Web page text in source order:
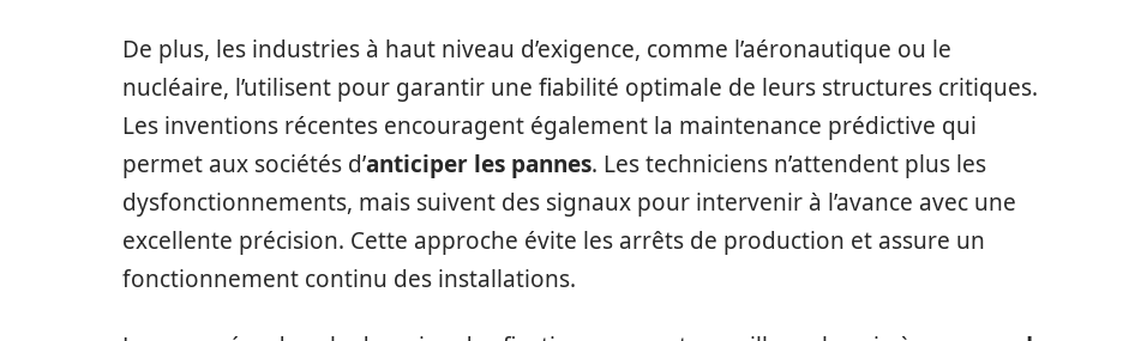
De plus, les industries à haut niveau d’exigence, comme l’aéronautique ou le
nucléaire, l’utilisent pour garantir une fiabilité optimale de leurs structures critiques.
Les inventions récentes encouragent également la maintenance prédictive qui
permet aux sociétés d’anticiper les pannes. Les techniciens n’attendent plus les
dysfonctionnements, mais suivent des signaux pour intervenir à l’avance avec une
excellente précision. Cette approche évite les arrêts de production et assure un
fonctionnement continu des installations.